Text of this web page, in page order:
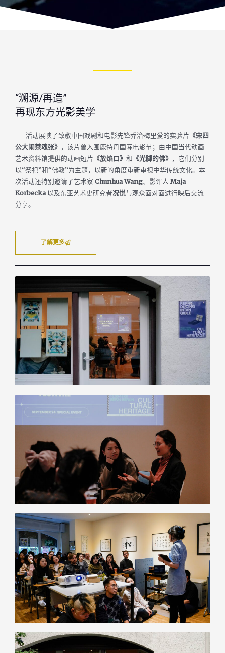
“溯源/再造”
再现东方光影美学
活动展映了致敬中国戏剧和电影先锋乔治·梅里爱的实验片 《宋四
公大闹禁魂张》 ，该片曾入围鹿特丹国际电影节；由中国当代动画
艺术资料馆提供的动画短片 《放焰口》 和 《光脚的佛》 ，它们分别
以“祭祀”和“佛教”为主题，以新的角度重新审视中华传统文化。 本
次活动还特别邀请了艺术家 Chunhua Wang、影评人 Maja
Korbecka以及东亚艺术史研究者况悦与观众面对面进行映后交流
分享。
了解更多